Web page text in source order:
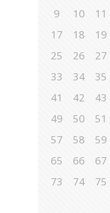
9
10 11
17
18 19
25
26 27
33
34 35
41
42 43
49
50 51
57
58 59
65
66 67
73
74 75